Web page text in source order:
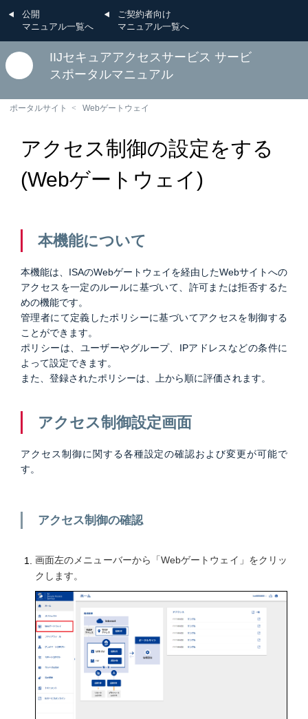
公開
マニュアル一覧へ
ご契約者向け
マニュアル一覧へ
IIJセキュアアクセスサービス サービ
スポータルマニュアル
ポータルサイト Webゲートウェイ
アクセス制御の設定をする
(Webゲートウェイ)
本機能について
本機能は、ISAのWebゲートウェイを経由したWebサイトへの
アクセスを一定のルールに基づいて、許可または拒否するた
めの機能です。
管理者にて定義したポリシーに基づいてアクセスを制御する
ことができます。
ポリシーは、ユーザーやグループ、IPアドレスなどの条件に
よって設定できます。
また、登録されたポリシーは、上から順に評価されます。
アクセス制御設定画面
アクセス制御に関する各種設定の確認および変更が可能で
す。
アクセス制御の確認
画面左のメニューバーから「Webゲートウェイ」をクリッ
クします。